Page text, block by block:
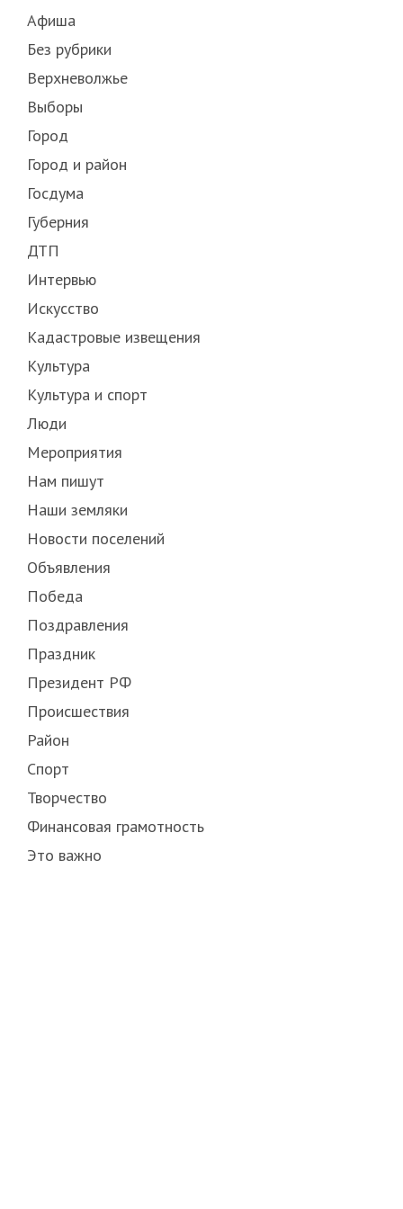
Афиша
Без рубрики
Верхневолжье
Выборы
Город
Город и район
Госдума
Губерния
ДТП
Интервью
Искусство
Кадастровые извещения
Культура
Культура и спорт
Люди
Мероприятия
Нам пишут
Наши земляки
Новости поселений
Объявления
Победа
Поздравления
Праздник
Президент РФ
Происшествия
Район
Спорт
Творчество
Финансовая грамотность
Это важно